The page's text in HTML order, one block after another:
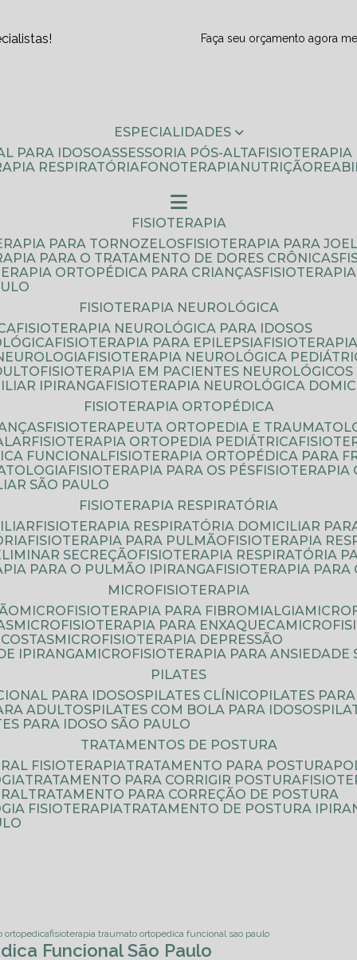
Faça seu orçamento agora
ESPECIALIDADES
PARA IDOSO
ASSESSORIA PÓS-ALTA
RESPIRATÓRIA FONOTERAPIA NUTRIÇÃO
FISIOTERAPIA
PARA TORNOZELOS
FISIOTERAPIA PARA
PARA O TRATAMENTO DE DORES CRÔNICAS
ORTOPÉDICA PARA CRIANÇAS
FISIOTERAPIA NEUROLÓGICA
FISIOTERAPIA NEUROLÓGICA PARA IDOSOS
FISIOTERAPIA PARA EPILEPSIA
FISIOTERAPIA NEUROLÓGICA
FISIOTERAPIA EM PACIENTES NEUROLÓGICOS
IPIRANGA
FISIOTERAPIA NEUROLÓGICA
FISIOTERAPIA ORTOPÉDICA
FISIOTERAPEUTA ORTOPEDIA E
FISIOTERAPIA ORTOPEDIA PEDIÁTRICA
FUNCIONAL
FISIOTERAPIA ORTOPÉDICA PARA
FISIOTERAPIA PARA OS PÉS
SÃO PAULO
FISIOTERAPIA RESPIRATÓRIA
FISIOTERAPIA RESPIRATÓRIA DOMICILIAR
FISIOTERAPIA PARA PULMÃO
FISIOTERAPIA
SECREÇÃO
FISIOTERAPIA RESPIRATÓRIA
PARA O PULMÃO IPIRANGA
FISIOTERAPIA
MICROFISIOTERAPIA
MICROFISIOTERAPIA PARA FIBROMIALGIA
MICROFISIOTERAPIA PARA ENXAQUECA
MICROFISIOTERAPIA DEPRESSÃO
IPIRANGA
MICROFISIOTERAPIA PARA
PILATES
PARA IDOSOS
PILATES CLÍNICO
PILATES
ADULTOS
PILATES COM BOLA PARA IDOSOS
PARA IDOSO SÃO PAULO
TRATAMENTOS DE POSTURA
FISIOTERAPIA
TRATAMENTO PARA POSTURA
TRATAMENTO PARA CORRIGIR POSTURA
TRATAMENTO PARA CORREÇÃO DE POSTURA
FISIOTERAPIA
TRATAMENTO DE POSTURA
ortopedicafisioterapia traumato ortopedica funcional sao paulo
Funcional São Paulo